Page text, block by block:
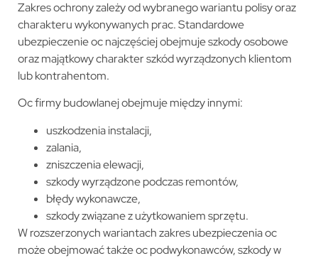
Zakres ochrony zależy od wybranego wariantu polisy oraz
charakteru wykonywanych prac. Standardowe
ubezpieczenie oc najczęściej obejmuje szkody osobowe
oraz majątkowy charakter szkód wyrządzonych klientom
lub kontrahentom.
Oc firmy budowlanej obejmuje między innymi:
uszkodzenia instalacji,
zalania,
zniszczenia elewacji,
szkody wyrządzone podczas remontów,
błędy wykonawcze,
szkody związane z użytkowaniem sprzętu.
W rozszerzonych wariantach zakres ubezpieczenia oc
może obejmować także oc podwykonawców, szkody w